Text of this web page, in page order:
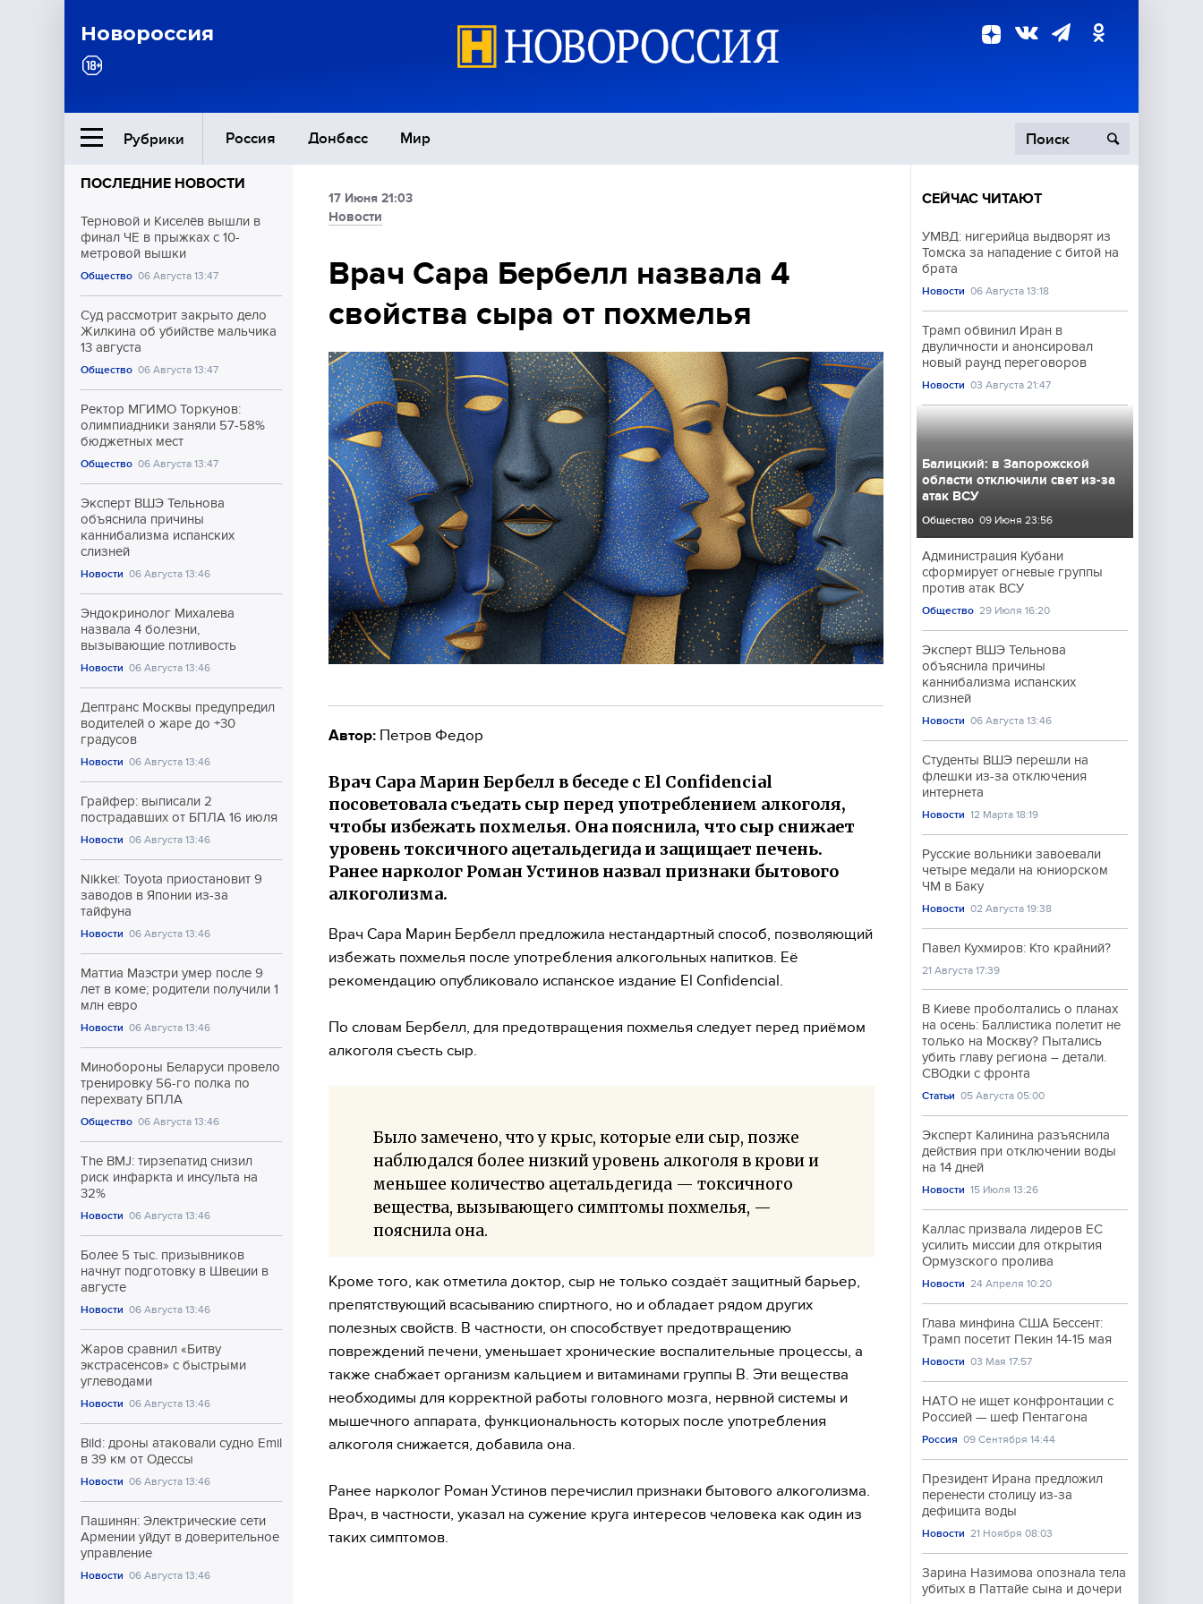
Новороссия
Рубрики Россия Донбасс Мир
Ближний Восток
Общество
Экономика
Происшествия
Культура
Спорт
ПОСЛЕДНИЕ НОВОСТИ
Терновой и Киселёв вышли в
финал ЧЕ в прыжках с 10-
метровой вышки
Общество 06 Августа 13:47
Суд рассмотрит закрыто дело
Жилкина об убийстве мальчика
13 августа
Общество 06 Августа 13:47
Ректор МГИМО Торкунов:
олимпиадники заняли 57-58%
бюджетных мест
Общество 06 Августа 13:47
Эксперт ВШЭ Тельнова
объяснила причины
каннибализма испанских
слизней
Новости 06 Августа 13:46
Эндокринолог Михалева
назвала 4 болезни,
вызывающие потливость
Новости 06 Августа 13:46
Дептранс Москвы предупредил
водителей о жаре до +30
градусов
Новости 06 Августа 13:46
Грайфер: выписали 2
пострадавших от БПЛА 16 июля
Новости 06 Августа 13:46
Nikkei: Toyota приостановит 9
заводов в Японии из-за
тайфуна
Новости 06 Августа 13:46
Маттиа Маэстри умер после 9
лет в коме; родители получили 1
млн евро
Новости 06 Августа 13:46
Минобороны Беларуси провело
тренировку 56-го полка по
перехвату БПЛА
Общество 06 Августа 13:46
The BMJ: тирзепатид снизил
риск инфаркта и инсульта на
32%
Новости 06 Августа 13:46
Более 5 тыс. призывников
начнут подготовку в Швеции в
августе
Новости 06 Августа 13:46
Жаров сравнил «Битву
экстрасенсов» с быстрыми
углеводами
Новости 06 Августа 13:46
Bild: дроны атаковали судно Emil
в 39 км от Одессы
Новости 06 Августа 13:46
Пашинян: Электрические сети
Армении уйдут в доверительное
управление
Новости 06 Августа 13:46
17 Июня 21:03
Новости
Врач Сара Бербелл назвала 4
свойства сыра от похмелья
Автор: Петров Федор
Врач Сара Марин Бербелл в беседе с El Confidencial
посоветовала съедать сыр перед употреблением алкоголя,
чтобы избежать похмелья. Она пояснила, что сыр снижает
уровень токсичного ацетальдегида и защищает печень.
Ранее нарколог Роман Устинов назвал признаки бытового
алкоголизма.
Врач Сара Марин Бербелл предложила нестандартный способ, позволяющий
избежать похмелья после употребления алкогольных напитков. Её
рекомендацию опубликовало испанское издание El Confidencial.
По словам Бербелл, для предотвращения похмелья следует перед приёмом
алкоголя съесть сыр.
Было замечено, что у крыс, которые ели сыр, позже
наблюдался более низкий уровень алкоголя в крови и
меньшее количество ацетальдегида — токсичного
вещества, вызывающего симптомы похмелья, —
пояснила она.
Кроме того, как отметила доктор, сыр не только создаёт защитный барьер,
препятствующий всасыванию спиртного, но и обладает рядом других
полезных свойств. В частности, он способствует предотвращению
повреждений печени, уменьшает хронические воспалительные процессы, а
также снабжает организм кальцием и витаминами группы B. Эти вещества
необходимы для корректной работы головного мозга, нервной системы и
мышечного аппарата, функциональность которых после употребления
алкоголя снижается, добавила она.
Ранее нарколог Роман Устинов перечислил признаки бытового алкоголизма.
Врач, в частности, указал на сужение круга интересов человека как один из
таких симптомов.
СЕЙЧАС ЧИТАЮТ
УМВД: нигерийца выдворят из
Томска за нападение с битой на
брата
Новости 06 Августа 13:18
Трамп обвинил Иран в
двуличности и анонсировал
новый раунд переговоров
Новости 03 Августа 21:47
Балицкий: в Запорожской
области отключили свет из-за
атак ВСУ
Общество 09 Июня 23:56
Администрация Кубани
сформирует огневые группы
против атак ВСУ
Общество 29 Июля 16:20
Эксперт ВШЭ Тельнова
объяснила причины
каннибализма испанских
слизней
Новости 06 Августа 13:46
Студенты ВШЭ перешли на
флешки из-за отключения
интернета
Новости 12 Марта 18:19
Русские вольники завоевали
четыре медали на юниорском
ЧМ в Баку
Новости 02 Августа 19:38
Павел Кухмиров: Кто крайний?
21 Августа 17:39
В Киеве проболтались о планах
на осень: Баллистика полетит не
только на Москву? Пытались
убить главу региона – детали.
СВОдки с фронта
Статьи 05 Августа 05:00
Эксперт Калинина разъяснила
действия при отключении воды
на 14 дней
Новости 15 Июля 13:26
Каллас призвала лидеров ЕС
усилить миссии для открытия
Ормузского пролива
Новости 24 Апреля 10:20
Глава минфина США Бессент:
Трамп посетит Пекин 14-15 мая
Новости 03 Мая 17:57
НАТО не ищет конфронтации с
Россией — шеф Пентагона
Россия 09 Сентября 14:44
Президент Ирана предложил
перенести столицу из-за
дефицита воды
Новости 21 Ноября 08:03
Зарина Назимова опознала тела
убитых в Паттайе сына и дочери